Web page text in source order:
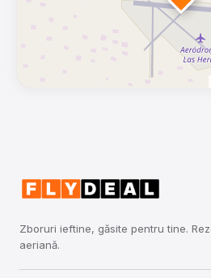
Zboruri ieftine, găsite pentru tine.
aeriană.